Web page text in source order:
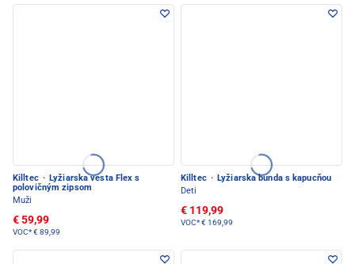
Killtec · Lyžiarska vesta Flex s
polovičným zipsom
Muži
€ 59,99
VOC*€ 89,99
Killtec · Lyžiarska bunda s kapucňou
Deti
€ 119,99
VOC*€ 169,99